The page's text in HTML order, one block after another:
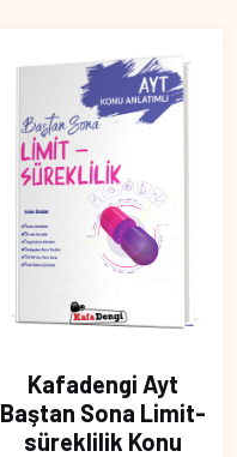
Kafadengi Ayt
Baştan Sona Limit-
süreklilik Konu